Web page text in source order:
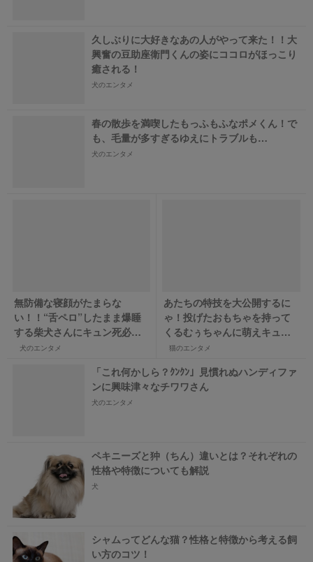
久しぶりに大好きなあの人がやって来た！！大
興奮の豆助座衛門くんの姿にココロがほっこり
癒される！
犬のエンタメ
春の散歩を満喫したもっふもふなポメくん！で
も、毛量が多すぎるゆえにトラブルも…
犬のエンタメ
無防備な寝顔がたまらな
い！！“舌ペロ”したまま爆睡
する柴犬さんにキュン死必至
♡
犬のエンタメ
あたちの特技を大公開するに
ゃ！投げたおもちゃを持って
くるむぅちゃんに萌えキュン
しちゃう！
猫のエンタメ
「これ何かしら？ｸﾝｸﾝ」見慣れぬハンディファ
ンに興味津々なチワワさん
犬のエンタメ
ペキニーズと狆（ちん）違いとは？それぞれの
性格や特徴についても解説
犬
シャムってどんな猫？性格と特徴から考える飼
い方のコツ！